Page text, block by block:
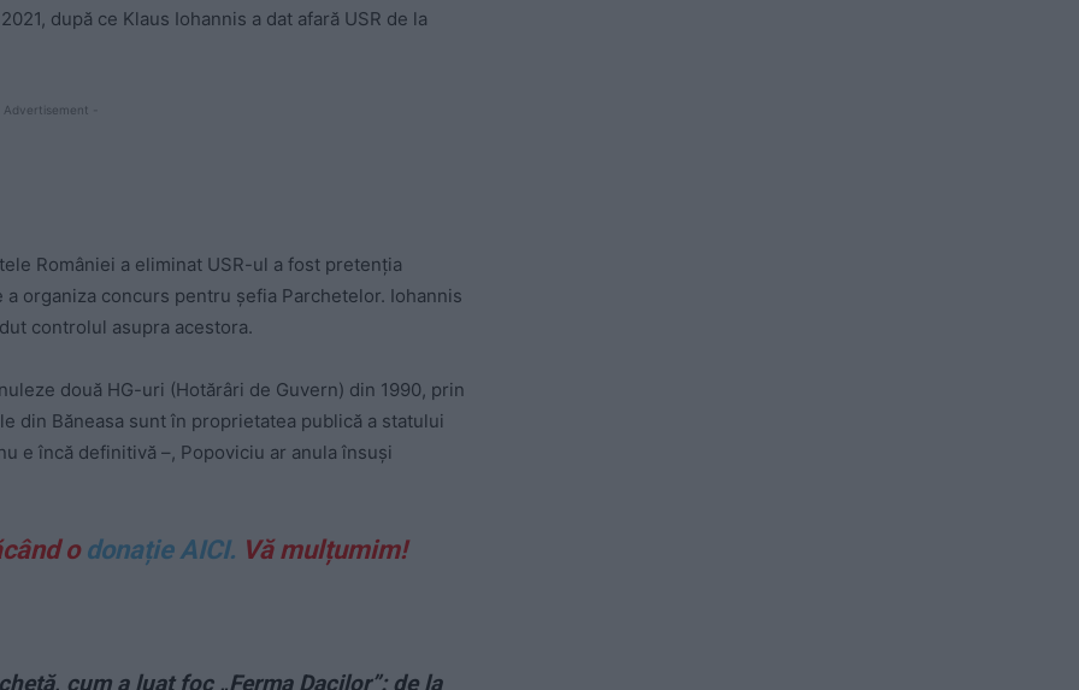
după ce Klaus Iohannis a dat afară USR de la
Advertisement -
României a eliminat USR-ul a fost pretenția
organiza concurs pentru șefia Parchetelor. Iohannis
controlul asupra acestora.
două HG-uri (Hotărâri de Guvern) din 1990, prin
din Băneasa sunt în proprietatea publică a statului
e încă definitivă –, Popoviciu ar anula însuși
o donație AICI. Vă mulțumim!
cum a luat foc „Ferma Dacilor”: de la